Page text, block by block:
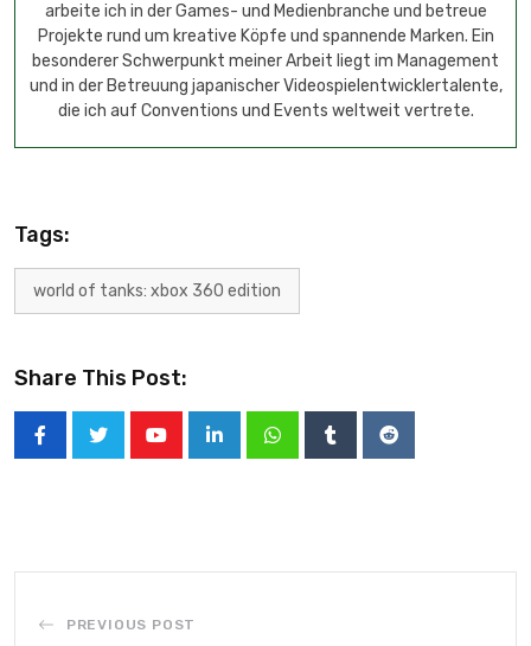
arbeite ich in der Games- und Medienbranche und betreue
Projekte rund um kreative Köpfe und spannende Marken. Ein
besonderer Schwerpunkt meiner Arbeit liegt im Management
und in der Betreuung japanischer Videospielentwicklertalente,
die ich auf Conventions und Events weltweit vertrete.
Tags:
world of tanks: xbox 360 edition
Share This Post:
PREVIOUS POST